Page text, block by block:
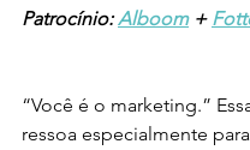
Patrocínio: Alboom +
“Você é o marketing.”
ressoa especialmente